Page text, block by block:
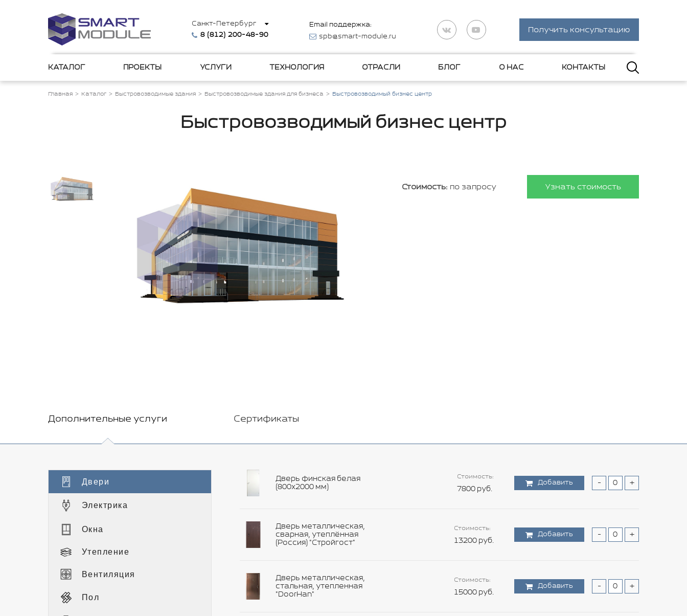
Санкт-Петербург
8 (812) 200-48-90
Email поддержка:
spb@smart-module.ru
Получить консультацию
КАТАЛОГ ПРОЕКТЫ УСЛУГИ ТЕХНОЛОГИЯ ОТРАСЛИ БЛОГ О НАС КОНТАКТЫ
Главная Каталог Быстровозводимые здания Быстровозводимые здания для бизнеса Быстровозводимый бизнес центр
Быстровозводимый бизнес центр
Стоимость: по запросу Узнать стоимость
Дополнительные услуги Сертификаты
Двери
Электрика
Окна
Утепление
Вентиляция
Пол
Дверь финская белая
(800х2000 мм)
Стоимость:
7800 руб.
Добавить - +
Дверь металлическая,
сварная, утеплённая
(Россия) "Стройгост"
Стоимость:
13200 руб.
Добавить - +
Дверь металлическая,
стальная, утепленная
"DoorHan"
Стоимость:
15000 руб.
Добавить - +